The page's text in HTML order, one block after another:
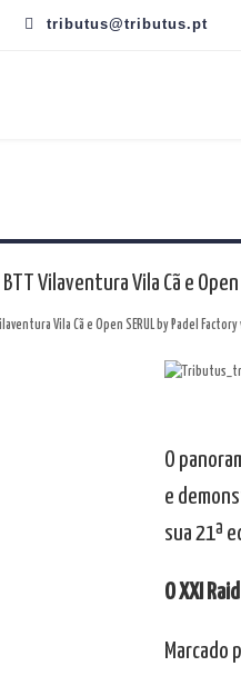
tributus@tributus.pt
BTT Vilaventura Vila Cã e
Vila Cã e Open SERUL by Padel
O
e
sua 21ª
O XXI
Marcado